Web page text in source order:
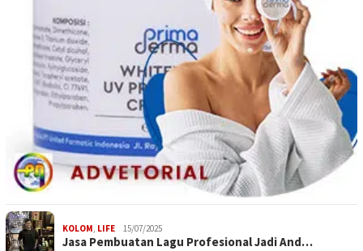
KOLOM, LIFE 15/07/2025
Jasa Pembuatan Lagu Profesional Jadi And…